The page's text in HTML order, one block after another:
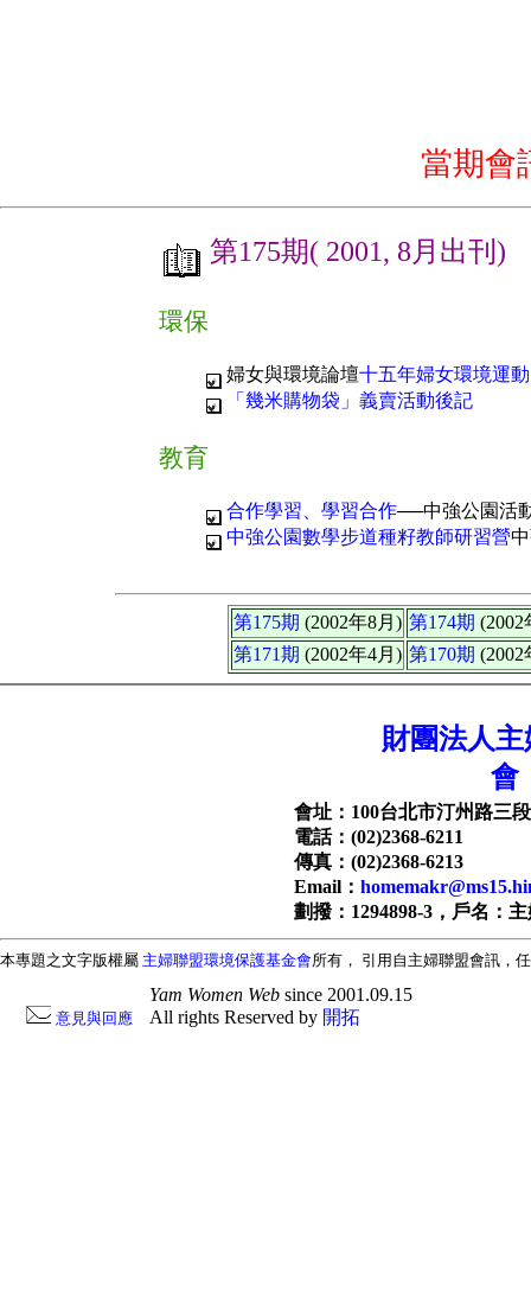
當期會
第175期( 2001, 8月出刊)
環保
婦女與環境論壇十五年婦女環境運
「幾米購物袋」義賣活動後記
教育
合作學習、學習合作──中強公園活
中強公園數學步道種籽教師研習營
第175期 (2002年8月) 第174期 (2002
第171期 (2002年4月) 第170期 (2002
財團法人
會
會址：100台北市汀州路三
電話：(02)2368-6211
傳真：(02)2368-6213
Email：
劃撥：1294898-3，戶名：
本專題之文字版權屬 主婦聯盟環境保護基金會所有， 引用自主婦聯盟會訊，
意見與回應
Yam Women Web since 2001.09.15
All rights Reserved by 開拓